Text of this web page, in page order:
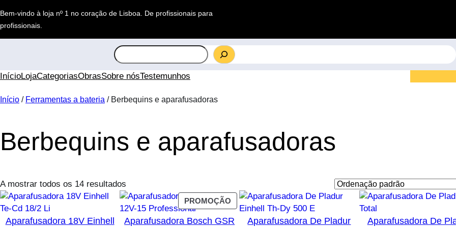
para
o
conteúdo
Bem-vindo à loja nº 1 no coração de Lisboa. De profissionais para
profissionais
S
e
a
c
InícioLojaCategoriasObrasSobre nósTestemunhos
Início / Ferramentas a bateria / Berbequins e aparafusadoras
Berbequins e aparafusadoras
A mostrar todos os 14 resultados
Aparafusadora 18V Einhell
PROMOÇÃO PRODUTO
EM
PROMOÇÃO
Aparafusadora Bosch GSR
Aparafusadora De Pladur
Aparafusadora De